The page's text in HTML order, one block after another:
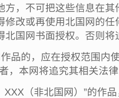
方，不可把这些信息在
修改或再使用北国网的
北国网书面授权。否则将
品的，应在授权范围内
，本网将追究其相关法
XXX（非北国网）”的作